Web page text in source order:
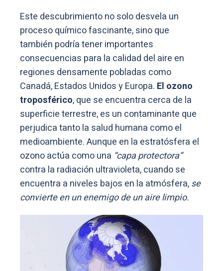
Este descubrimiento no solo desvela un
proceso químico fascinante, sino que
también podría tener importantes
consecuencias para la calidad del aire en
regiones densamente pobladas como
Canadá, Estados Unidos y Europa. El ozono
troposférico, que se encuentra cerca de la
superficie terrestre, es un contaminante que
perjudica tanto la salud humana como el
medioambiente. Aunque en la estratósfera el
ozono actúa como una “capa protectora”
contra la radiación ultravioleta, cuando se
encuentra a niveles bajos en la atmósfera,se
convierte en un enemigo de un aire limpio.